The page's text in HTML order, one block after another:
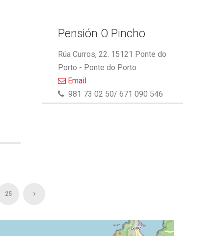
Pensión O Pincho
Rúa Curros, 22. 15121 Ponte do
Porto - Ponte do Porto
Email
981 73 02 50/ 671 090 546
25